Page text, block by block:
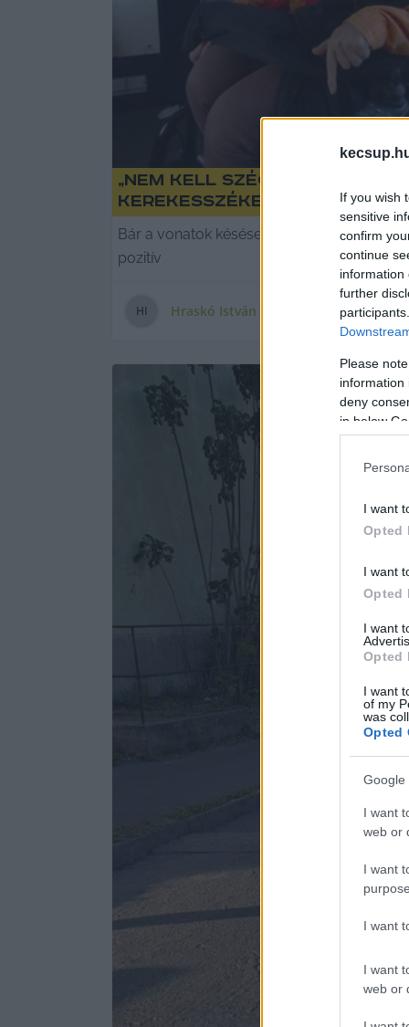
If you wish
sensitive
confirm
continue
information
further
Please
information
deny
in below
I want
Opted
I want
Opted
I want
Opted
I want
of my
was
Opted
Google
I want
web or
I want
I want
I want
web or
„Nem kell szégyellni
kerekesszékesekre
Bár a vonatok késései miatt továbbra is
pozitív
HI Hraskó István